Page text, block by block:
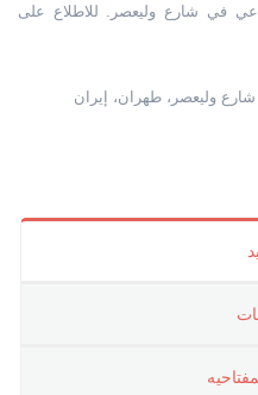
في شارع وليعصر. للاطلاع على
وليعصر، طهران، إيران